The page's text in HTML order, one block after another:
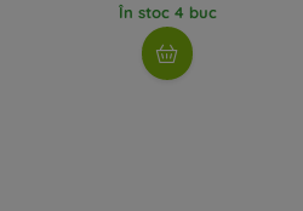
În stoc 4 buc